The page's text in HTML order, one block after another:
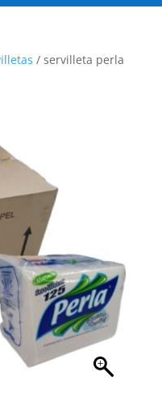
/ servilleta perla